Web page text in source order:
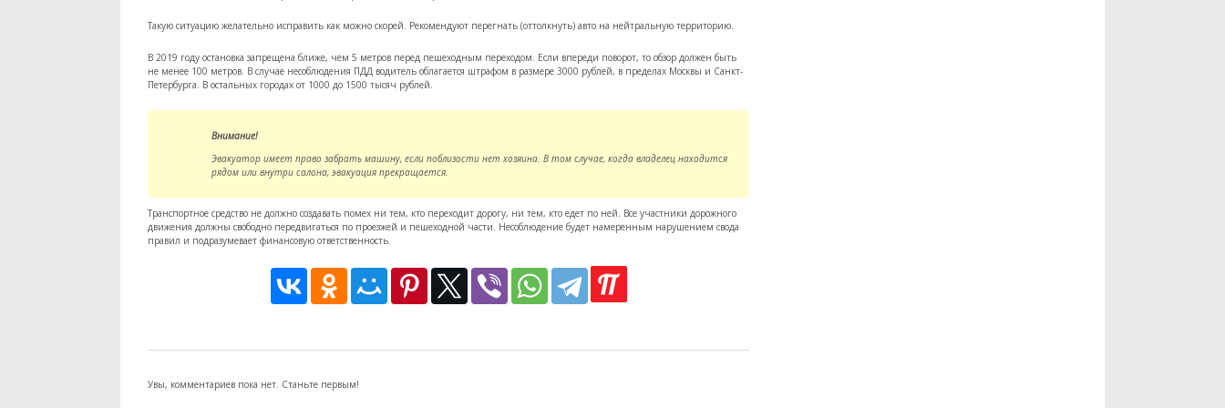
Такую ситуацию желательно исправить как можно скорей. Рекомендуют перегнать (оттолкнуть) авто на нейтральную территорию.
В 2019 году остановка запрещена ближе, чем 5 метров перед пешеходным переходом. Если впереди поворот, то обзор должен быть
не менее 100 метров. В случае несоблюдения ПДД водитель облагается штрафом в размере 3000 рублей, в пределах Москвы и Санкт-
Петербурга. В остальных городах от 1000 до 1500 тысяч рублей.
Внимание!
Эвакуатор имеет право забрать машину, если поблизости нет хозяина. В том случае, когда владелец находится
рядом или внутри салона, эвакуация прекращается.
Транспортное средство не должно создавать помех ни тем, кто переходит дорогу, ни тем, кто едет по ней. Все участники дорожного
движения должны свободно передвигаться по проезжей и пешеходной части. Несоблюдение будет намеренным нарушением свода
правил и подразумевает финансовую ответственность.
Увы, комментариев пока нет. Станьте первым!